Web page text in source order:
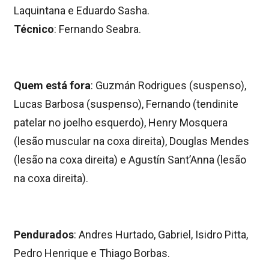
Laquintana e Eduardo Sasha.
Técnico: Fernando Seabra.
Quem está fora: Guzmán Rodrigues (suspenso),
Lucas Barbosa (suspenso), Fernando (tendinite
patelar no joelho esquerdo), Henry Mosquera
(lesão muscular na coxa direita), Douglas Mendes
(lesão na coxa direita) e Agustín Sant’Anna (lesão
na coxa direita).
Pendurados: Andres Hurtado, Gabriel, Isidro Pitta,
Pedro Henrique e Thiago Borbas.